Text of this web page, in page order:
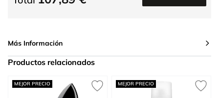
Más Información
Productos relacionados
Press to skip carousel
MEJOR PRECIO MEJOR PRECIO